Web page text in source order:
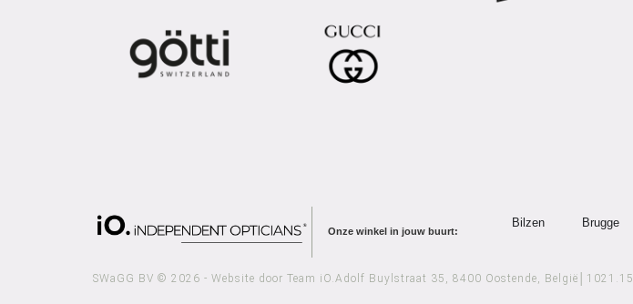
Onze winkel in jouw buurt:
Bilzen Brugge
SWaGG BV © 2026 - Website door Team iO. Adolf Buylstraat 35, 8400 Oostende,